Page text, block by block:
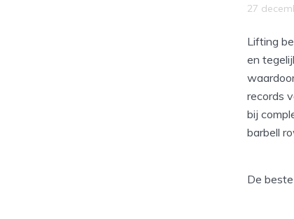
27
Lifting
en
records
bij
barbell
De